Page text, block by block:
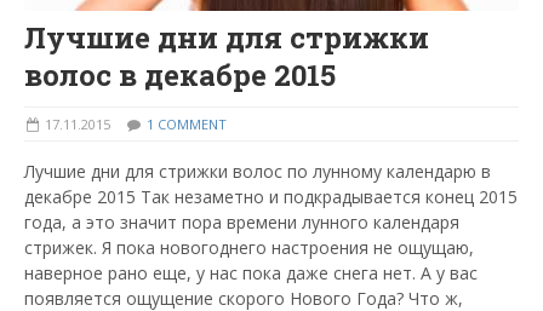
Лучшие дни для стрижки
волос в декабре 2015
17.11.2015 1 COMMENT
Лучшие дни для стрижки волос по лунному календарю в
декабре 2015 Так незаметно и подкрадывается конец 2015
года, а это значит пора времени лунного календаря
стрижек. Я пока новогоднего настроения не ощущаю,
наверное рано еще, у нас пока даже снега нет. А у вас
появляется ощущение скорого Нового Года? Что ж,